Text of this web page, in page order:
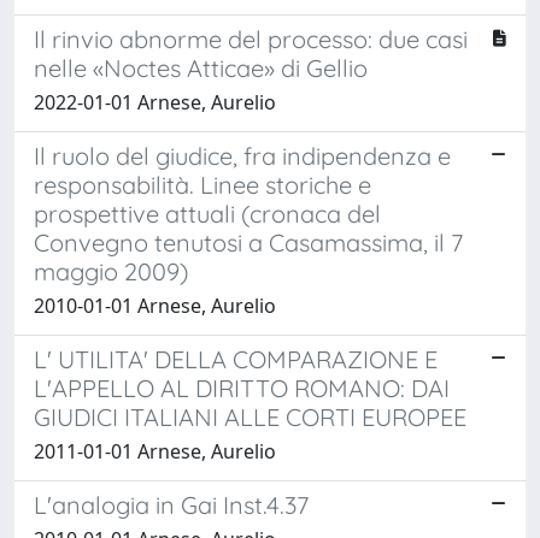
Il rinvio abnorme del processo: due casi
nelle «Noctes Atticae» di Gellio
2022-01-01 Arnese, Aurelio
Il ruolo del giudice, fra indipendenza e
responsabilità. Linee storiche e
prospettive attuali (cronaca del
Convegno tenutosi a Casamassima, il 7
maggio 2009)
2010-01-01 Arnese, Aurelio
L' UTILITA' DELLA COMPARAZIONE E
L'APPELLO AL DIRITTO ROMANO: DAI
GIUDICI ITALIANI ALLE CORTI EUROPEE
2011-01-01 Arnese, Aurelio
L'analogia in Gai Inst.4.37